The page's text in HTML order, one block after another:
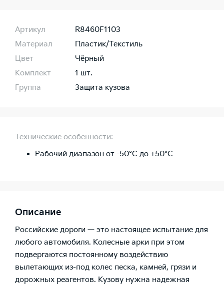
Артикул
R8460F1103
Материал
Пластик/Текстиль
Цвет
Чёрный
Комплект
1 шт.
Группа
Защита кузова
Технические особенности:
Рабочий диапазон от -50°C до +50°C
Описание
Российские дороги — это настоящее испытание для
любого автомобиля. Колесные арки при этом
подвергаются постоянному воздействию
вылетающих из-под колес песка, камней, грязи и
дорожных реагентов. Кузову нужна надежная